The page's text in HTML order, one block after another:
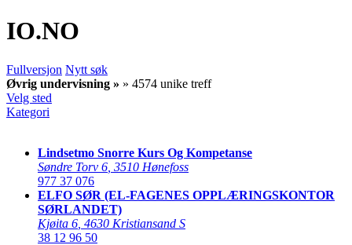
IO.NO
Fullversjon Nytt søk
Øvrig undervisning » » 4574 unike treff
Velg sted
Kategori
Lindsetmo Snorre Kurs Og Kompetanse
Søndre Torv 6 3510 Hønefoss
977 37 076
ELFO SØR (EL-FAGENES OPPLÆRINGSKONTOR
SØRLANDET)
Kjøita 6 4630 Kristiansand S
38 12 96 50